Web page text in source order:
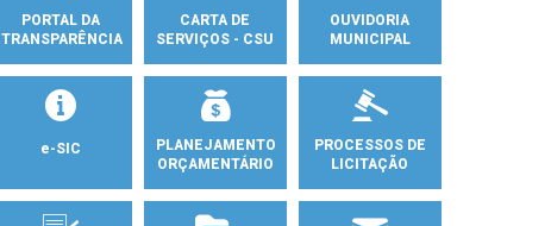
PORTAL DA
TRANSPARÊNCIA
CARTA DE
SERVIÇOS - CSU
OUVIDORIA
MUNICIPAL
e-SIC
PLANEJAMENTO
ORÇAMENTÁRIO
PROCESSOS DE
LICITAÇÃO